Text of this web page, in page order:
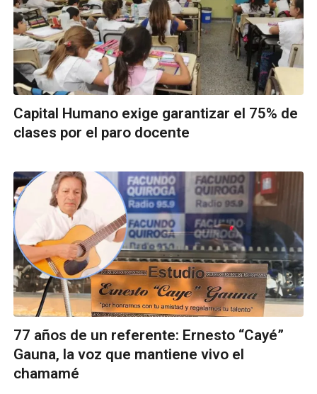
Capital Humano exige garantizar el 75% de
clases por el paro docente
77 años de un referente: Ernesto “Cayé”
Gauna, la voz que mantiene vivo el
chamamé